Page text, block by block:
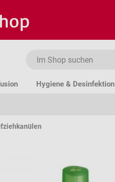
Hygiene & Desinfektion